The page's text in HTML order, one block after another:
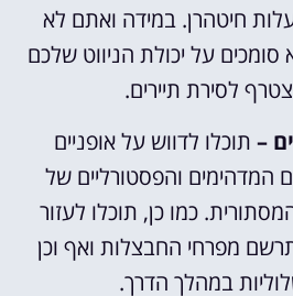
חיטהרן. במידה ואתם לא
סומכים על יכולת הניווט שלכם
לסירת תיירים.
– תוכלו לדווש על אופניים
המדהימים והפסטורליים של
כמו כן, תוכלו לעזור
מפרחי החבצלות ואף וכן
במהלך הדרך.